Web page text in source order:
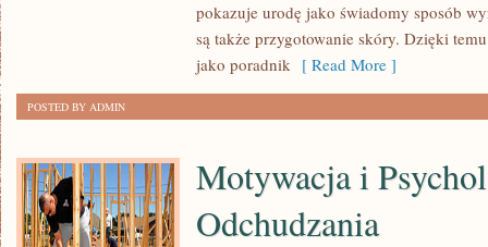
pokazuje urodę jako świadomy sposób
są także przygotowanie skóry. Dzięki
jako poradnik [ Read More ]
POSTED BY ADMIN
Motywacja i
Odchudzania